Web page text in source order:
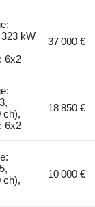
kW
6x2
37 000 €
ch),
6x2
18 850 €
ch),
10 000 €